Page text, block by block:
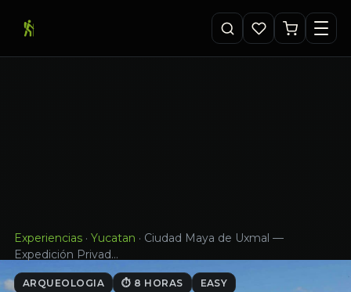
Experiencias · Yucatan · Ciudad Maya de Uxmal —
Expedición Privad…
ARQUEOLOGIA ⏱ 8 HORAS EASY